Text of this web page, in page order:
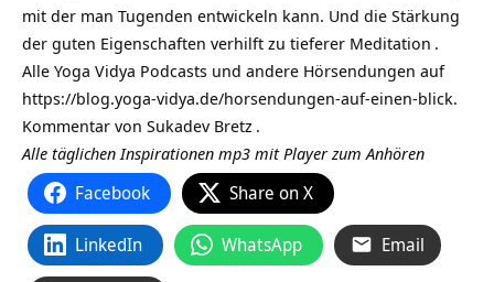
mit der man Tugenden entwickeln kann. Und die Stärkung
der guten Eigenschaften verhilft zu tieferer Meditation .
Alle Yoga Vidya Podcasts und andere Hörsendungen auf
https://blog.yoga-vidya.de/horsendungen-auf-einen-blick.
Kommentar von Sukadev Bretz .
Alle täglichen Inspirationen mp3 mit Player zum Anhören
Facebook Share on X
LinkedIn WhatsApp Email